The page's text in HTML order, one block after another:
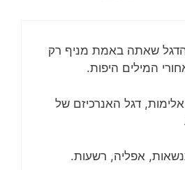
הדגל שאתה באמת מניף רק
המילים היפות.
דגל האנרכיזם של
אפליה, רשעות.